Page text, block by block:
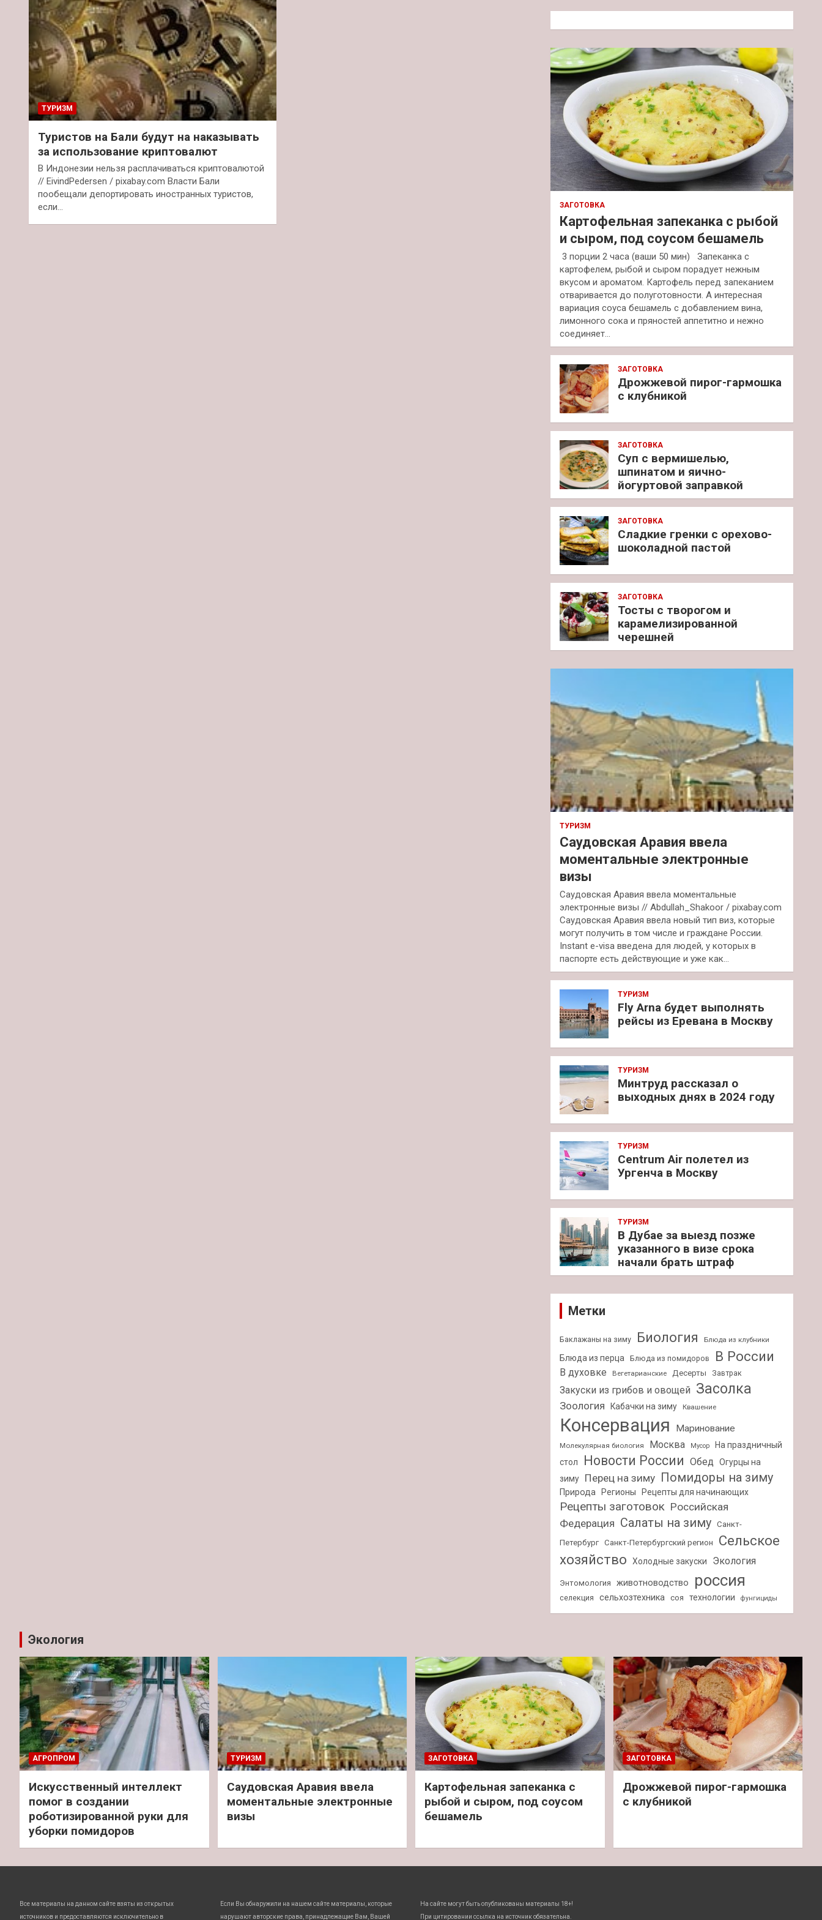
ТУРИЗМ
Туристов на Бали будут на наказывать
за использование криптовалют
В Индонезии нельзя расплачиваться криптовалютой
// EivindPedersen / pixabay.com Власти Бали
пообещали депортировать иностранных туристов,
если…
к
ЗАГОТОВКА
Картофельная запеканка с рыбой
и сыром, под соусом бешамель
3 порции 2 часа (ваши 50 мин) Запеканка с
картофелем, рыбой и сыром порадует нежным
вкусом и ароматом. Картофель перед запеканием
отваривается до полуготовности. А интересная
вариация соуса бешамель с добавлением вина,
лимонного сока и пряностей аппетитно и нежно
соединяет…
ЗАГОТОВКА
Дрожжевой пирог-гармошка
с клубникой
ЗАГОТОВКА
Суп с вермишелью,
шпинатом и яично-
йогуртовой заправкой
ЗАГОТОВКА
Сладкие гренки с орехово-
шоколадной пастой
ЗАГОТОВКА
Тосты с творогом и
карамелизированной
черешней
ТУРИЗМ
Саудовская Аравия ввела
моментальные электронные
визы
Саудовская Аравия ввела моментальные
электронные визы // Abdullah_Shakoor / pixabay.com
Саудовская Аравия ввела новый тип виз, которые
могут получить в том числе и граждане России.
Instant e-visa введена для людей, у которых в
паспорте есть действующие и уже как…
ТУРИЗМ
Fly Arna будет выполнять
рейсы из Еревана в Москву
ТУРИЗМ
Минтруд рассказал о
выходных днях в 2024 году
ТУРИЗМ
Centrum Air полетел из
Ургенча в Москву
ТУРИЗМ
В Дубае за выезд позже
указанного в визе срока
начали брать штраф
Метки
Баклажаны на зиму Биология Блюда из клубники
Блюда из перца Блюда из помидоров В России
В духовке Вегетарианские Десерты Завтрак
Закуски из грибов и овощей Засолка
Зоология Кабачки на зиму Квашение
Консервация Маринование
Молекулярная биология Москва Мусор
На праздничный
стол
Новости России Обед
Огурцы на
зиму
Перец на зиму Помидоры на зиму
Природа Регионы Рецепты для начинающих
Рецепты заготовок Российская
Федерация Салаты на зиму
Санкт-
Петербург Санкт-Петербургский регион
Сельское
хозяйство
Холодные закуски Экология
Энтомология животноводство россия
селекция сельхозтехника соя технологии фунгициды
Экология
АГРОПРОМ
Искусственный интеллект
помог в создании
роботизированной руки для
уборки помидоров
ТУРИЗМ
Саудовская Аравия ввела
моментальные электронные
визы
ЗАГОТОВКА
Картофельная запеканка с
рыбой и сыром, под соусом
бешамель
ЗАГОТОВКА
Дрожжевой пирог-гармошка
с клубникой
Все материалы на данном сайте взяты из открытых
источников и предоставляются исключительно в
Если Вы обнаружили на нашем сайте материалы, которые
нарушают авторские права, принадлежащие Вам, Вашей
На сайте могут быть опубликованы материалы 18+!
При цитировании ссылка на источник обязательна.